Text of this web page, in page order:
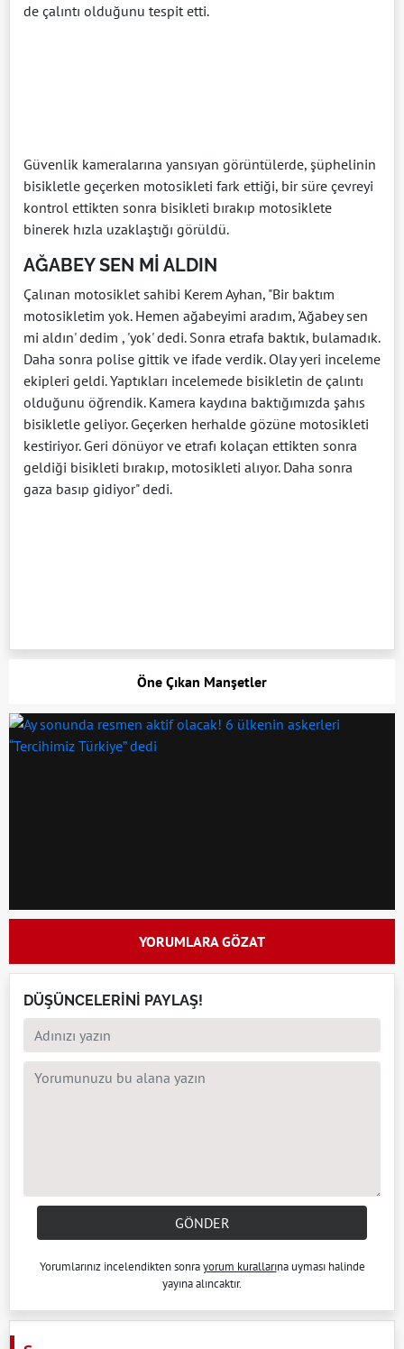
de çalıntı olduğunu tespit etti.
Güvenlik kameralarına yansıyan görüntülerde, şüphelinin
bisikletle geçerken motosikleti fark ettiği, bir süre çevreyi
kontrol ettikten sonra bisikleti bırakıp motosiklete
binerek hızla uzaklaştığı görüldü.
AĞABEY SEN Mİ ALDIN
Çalınan motosiklet sahibi Kerem Ayhan, "Bir baktım
motosikletim yok. Hemen ağabeyimi aradım, 'Ağabey sen
mi aldın' dedim , 'yok' dedi. Sonra etrafa baktık, bulamadık.
Daha sonra polise gittik ve ifade verdik. Olay yeri inceleme
ekipleri geldi. Yaptıkları incelemede bisikletin de çalıntı
olduğunu öğrendik. Kamera kaydına baktığımızda şahıs
bisikletle geliyor. Geçerken herhalde gözüne motosikleti
kestiriyor. Geri dönüyor ve etrafı kolaçan ettikten sonra
geldiği bisikleti bırakıp, motosikleti alıyor. Daha sonra
gaza basıp gidiyor" dedi.
Öne Çıkan Manşetler
YORUMLARA GÖZAT
DÜŞÜNCELERİNİ PAYLAŞ!
GÖNDER
Yorumlarınız incelendikten sonrayorum kurallarına uyması halinde
yayına alıncaktır.